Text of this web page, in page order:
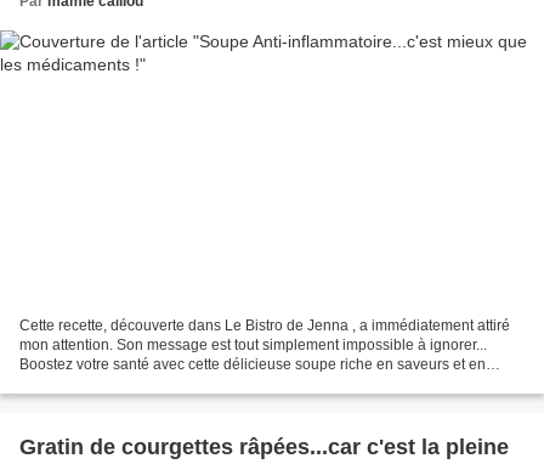
Cette recette, découverte dans Le Bistro de Jenna , a immédiatement attiré
mon attention. Son message est tout simplement impossible à ignorer...
Boostez votre santé avec cette délicieuse soupe riche en saveurs et en
Gratin de courgettes râpées...car c'est la pleine